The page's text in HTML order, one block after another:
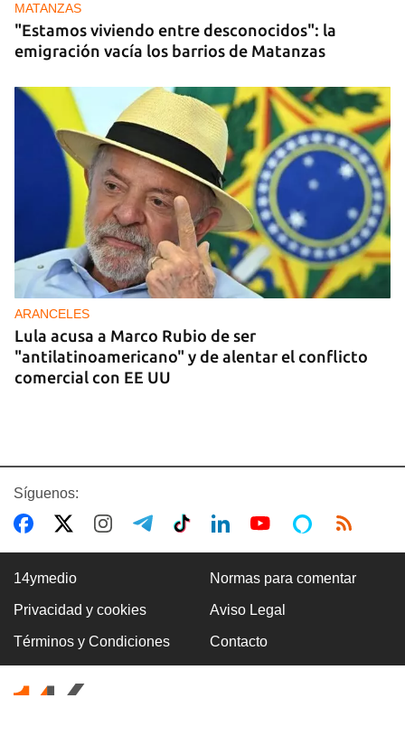
MATANZAS
"Estamos viviendo entre desconocidos": la
emigración vacía los barrios de Matanzas
ARANCELES
Lula acusa a Marco Rubio de ser
"antilatinoamericano" y de alentar el conflicto
comercial con EE UU
GASOLINA
En la Vía Blanca surgen puestos de venta de
gasolina en botellas de un litro
Síguenos:
14ymedio Normas para comentar
Privacidad y cookies Aviso Legal
Términos y Condiciones Contacto